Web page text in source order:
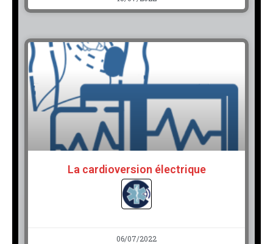
La cardioversion électrique
06/07/2022